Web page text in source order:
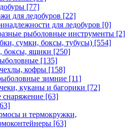
[77]
для ледобуров [22]
для ледобуров [0]
рыболовные инструменты [2]
сумки, боксы, тубусы) [554]
боксы, ящики [250]
[135]
кофры [158]
зимние [11]
куканы и багорики [72]
снаряжение [63]
и термокружки,
[63]